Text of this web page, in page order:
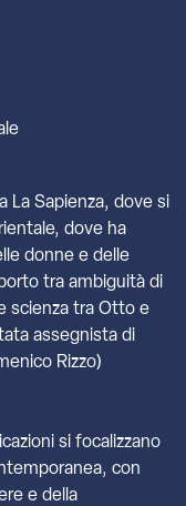
La Sapienza, dove si
dove ha
donne e delle
tra ambiguità di
scienza tra Otto e
assegnista di
Rizzo)
si focalizzano
con
e della